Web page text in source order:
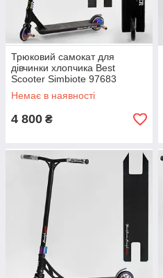
Трюковий самокат для
дівчинки хлопчика Best
Scooter Simbiote 97683
Чорний / Різнокольоровий
Міцний трюкови Міцний
Немає в наявності
4 800 ₴